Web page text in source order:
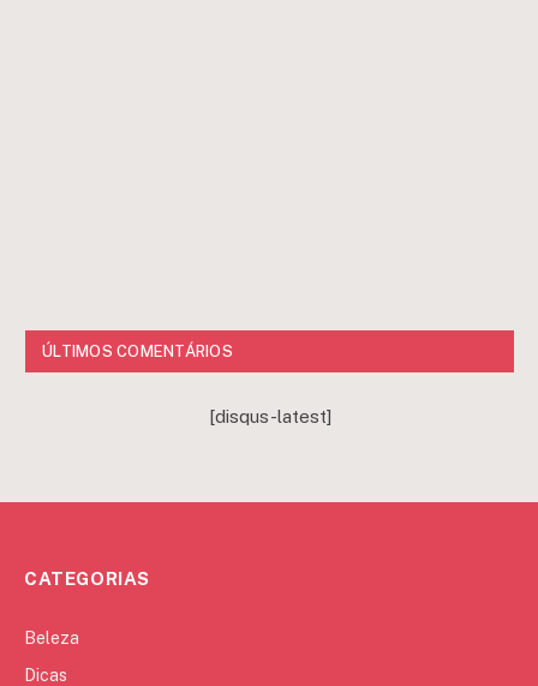
ÚLTIMOS COMENTÁRIOS
[disqus-latest]
CATEGORIAS
Beleza
Dicas